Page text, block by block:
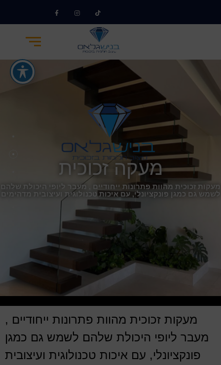
מעקות זכוכית מהוות פתרונות ייחודיים , מעבר ליופי היכולת שלהם
לשמש גם כמגן פונקציונלי, עם איכות טכנולוגית ועיצובית מדהימים
מעקה זכוכית
מעקות זכוכית מהוות פתרונות ייחודיים ,
מעבר ליופי היכולת שלהם לשמש גם כמגן
פונקציונלי, עם איכות טכנולוגית ועיצובית